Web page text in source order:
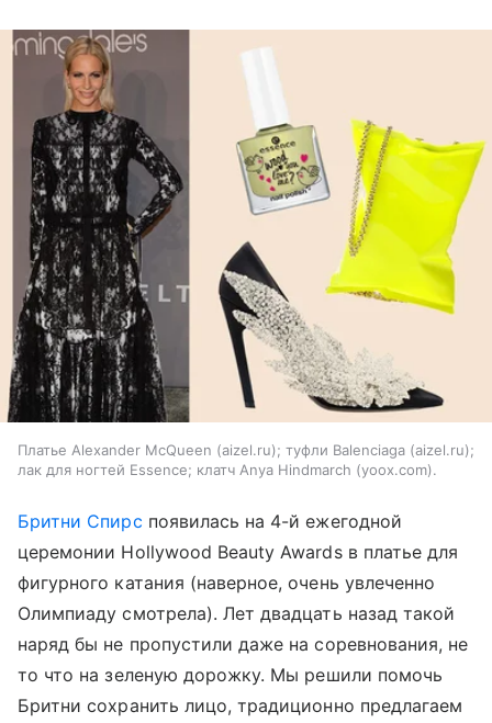
Платье Alexander McQueen (aizel.ru); туфли Balenciaga (aizel.ru);
лак для ногтей Essence; клатч Anya Hindmarch (yoox.com).
Бритни Спирс появилась на 4-й ежегодной
церемонии Hollywood Beauty Awards в платье для
фигурного катания (наверное, очень увлеченно
Олимпиаду смотрела). Лет двадцать назад такой
наряд бы не пропустили даже на соревнования, не
то что на зеленую дорожку. Мы решили помочь
Бритни сохранить лицо, традиционно предлагаем